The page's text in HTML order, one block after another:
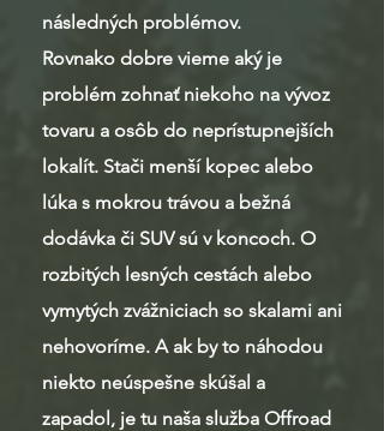
následných problémov.
Rovnako dobre vieme aký je
problém zohnať niekoho na vývoz
tovaru a osôb do neprístupnejších
lokalít. Stači menší kopec alebo
lúka s mokrou trávou a bežná
dodávka či SUV sú v koncoch. O
rozbitých lesných cestách alebo
vymytých zvážniciach so skalami ani
nehovoríme. A ak by to náhodou
niekto neúspešne skúšal a
zapadol, je tu naša služba Offroad